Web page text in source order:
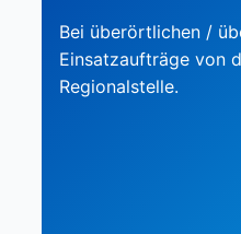
Bei überörtlichen /
Einsatzaufträge von
Regionalstelle.